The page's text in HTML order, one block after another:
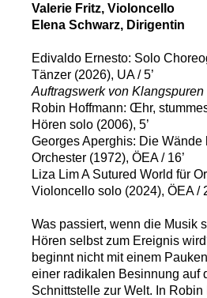
Valerie Fritz, Violoncello
Elena Schwarz, Dirigentin
Edivaldo Ernesto: Solo
Tänzer (2026), UA / 5’
Auftragswerk von
Robin Hoffmann: Œhr,
Hören solo (2006), 5’
Georges Aperghis: Die Wände
Orchester (1972), ÖEA / 16’
Liza Lim A Sutured World für
Violoncello solo (2024), ÖEA /
Was passiert, wenn die Musik
Hören selbst zum Ereignis
beginnt nicht mit einem
einer radikalen Besinnung auf
Schnittstelle zur Welt. In Robin